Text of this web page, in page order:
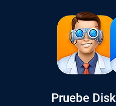
Pruebe